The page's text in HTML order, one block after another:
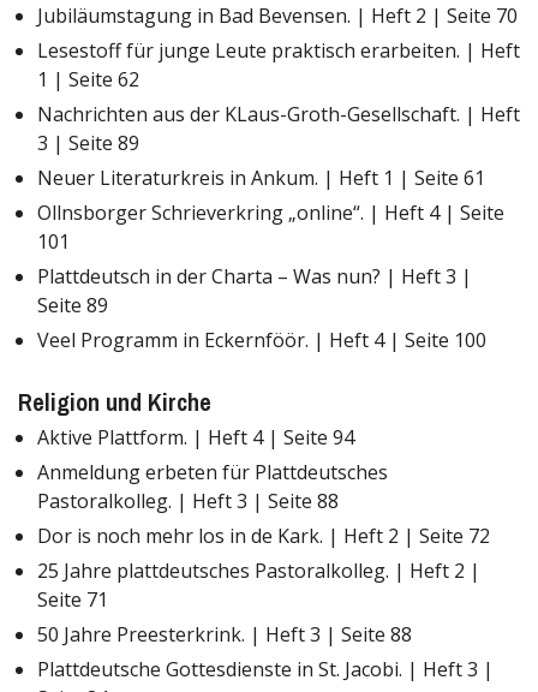
Jubiläumstagung in Bad Bevensen. | Heft 2 | Seite 70
Lesestoff für junge Leute praktisch erarbeiten. | Heft
1 | Seite 62
Nachrichten aus der KLaus-Groth-Gesellschaft. | Heft
3 | Seite 89
Neuer Literaturkreis in Ankum. | Heft 1 | Seite 61
Ollnsborger Schrieverkring „online“. | Heft 4 | Seite
101
Plattdeutsch in der Charta – Was nun? | Heft 3 |
Seite 89
Veel Programm in Eckernföör. | Heft 4 | Seite 100
Religion und Kirche
Aktive Plattform. | Heft 4 | Seite 94
Anmeldung erbeten für Plattdeutsches
Pastoralkolleg. | Heft 3 | Seite 88
Dor is noch mehr los in de Kark. | Heft 2 | Seite 72
25 Jahre plattdeutsches Pastoralkolleg. | Heft 2 |
Seite 71
50 Jahre Preesterkrink. | Heft 3 | Seite 88
Plattdeutsche Gottesdienste in St. Jacobi. | Heft 3 |